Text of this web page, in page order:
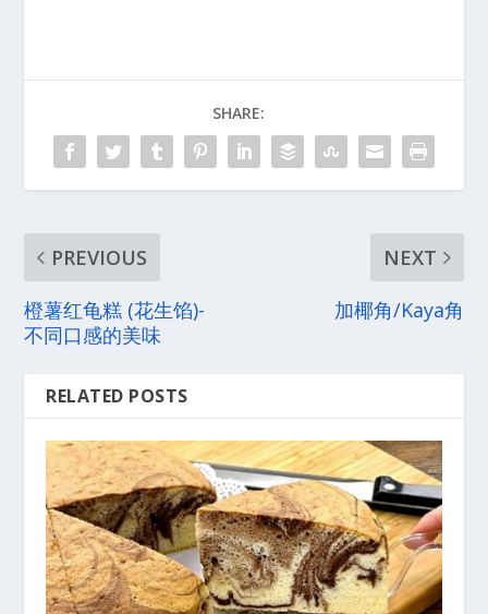
SHARE:
PREVIOUS
橙薯红龟糕 (花生馅)-
不同口感的美味
NEXT
加椰角/Kaya角
RELATED POSTS